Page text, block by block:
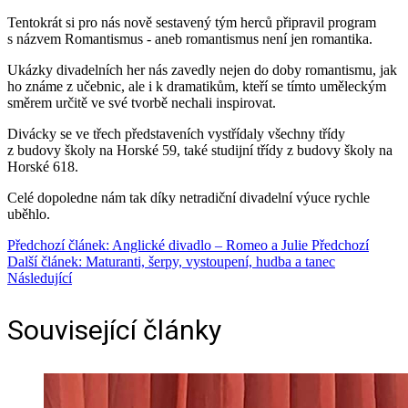
Tentokrát si pro nás nově sestavený tým herců připravil program
s názvem Romantismus - aneb romantismus není jen romantika.
Ukázky divadelních her nás zavedly nejen do doby romantismu, jak
ho známe z učebnic, ale i k dramatikům, kteří se tímto uměleckým
směrem určitě ve své tvorbě nechali inspirovat.
Divácky se ve třech představeních vystřídaly všechny třídy
z budovy školy na Horské 59, také studijní třídy z budovy školy na
Horské 618.
Celé dopoledne nám tak díky netradiční divadelní výuce rychle
uběhlo.
Předchozí článek: Anglické divadlo – Romeo a Julie Předchozí
Další článek: Maturanti, šerpy, vystoupení, hudba a tanec
Následující
Související články